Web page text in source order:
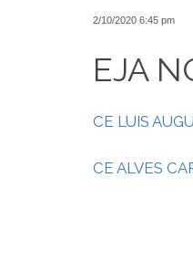
2/10/2020 6:45 pm
EJA
CE LUIS
CE ALVES